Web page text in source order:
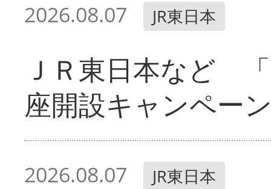
2026.08.07 JR東日本
ＪＲ東日本など
座開設キャンペー
2026.08.07 JR東日本